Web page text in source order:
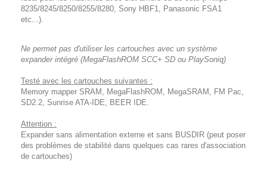
8235/8245/8250/8255/8280, Sony HBF1, Panasonic FSA1
etc...).
Ne permet pas d'utiliser les cartouches avec un système
expander intégré (MegaFlashROM SCC+ SD ou PlaySoniq)
Testé avec les cartouches suivantes :
Memory mapper SRAM, MegaFlashROM, MegaSRAM, FM Pac,
SD2.2, Sunrise ATA-IDE, BEER IDE.
Attention :
Expander sans alimentation externe et sans BUSDIR (peut poser
des problèmes de stabilité dans quelques cas rares d'association
de cartouches)